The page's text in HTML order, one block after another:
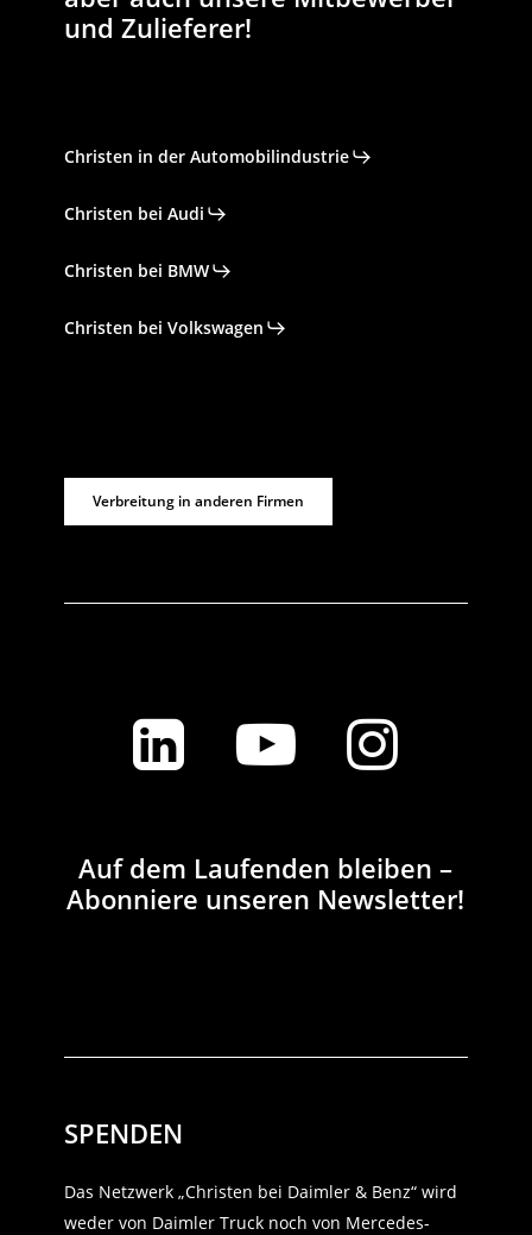
und Zulieferer!
Christen in der Automobilindustrie
Christen bei Audi
Christen bei BMW
Christen bei Volkswagen
Verbreitung in anderen Firmen
Auf dem Laufenden bleiben –
Abonniere unseren Newsletter!
SPENDEN
Das Netzwerk „Christen bei Daimler & Benz“ wird
weder von Daimler Truck noch von Mercedes-